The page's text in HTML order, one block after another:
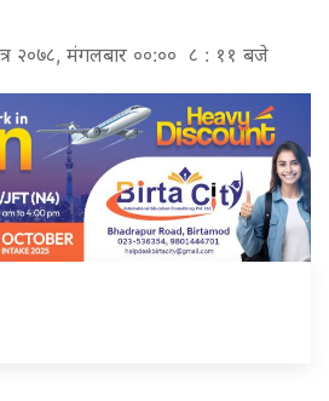
२०७८, मंगलबार ००:०० ८ : ११ बजे